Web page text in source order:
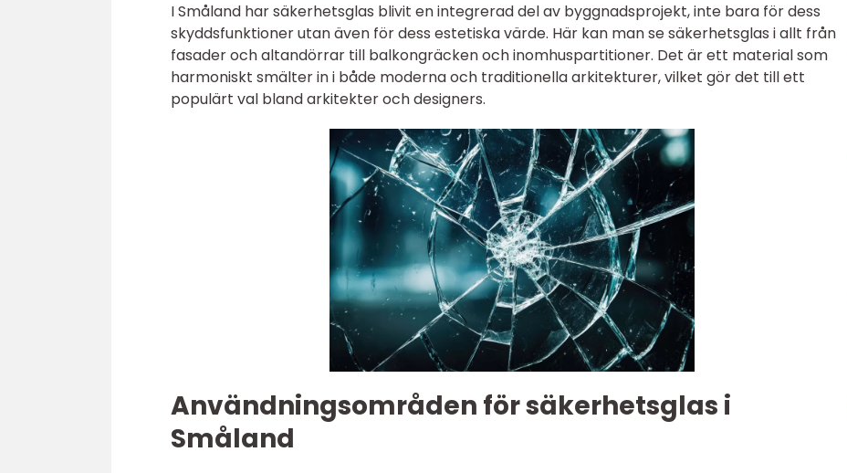
I Småland har säkerhetsglas blivit en integrerad del av byggnadsprojekt, inte bara för dess
skyddsfunktioner utan även för dess estetiska värde. Här kan man se säkerhetsglas i allt från
fasader och altandörrar till balkongräcken och inomhuspartitioner. Det är ett material som
harmoniskt smälter in i både moderna och traditionella arkitekturer, vilket gör det till ett
populärt val bland arkitekter och designers.
Användningsområden för säkerhetsglas i
Småland